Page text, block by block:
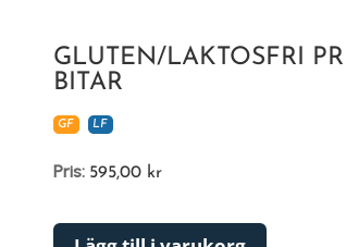
GLUTEN/LAKTOSFRI
BITAR
GF LF
Pris: 595,00 kr